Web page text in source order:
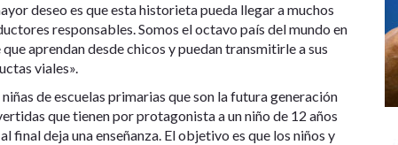
deseo es que esta historieta pueda llegar a muchos
responsables. Somos el octavo país del mundo en
aprendan desde chicos y puedan transmitirle a sus
viales».
de escuelas primarias que son la futura generación
que tienen por protagonista a un niño de 12 años
final deja una enseñanza. El objetivo es que los niños y